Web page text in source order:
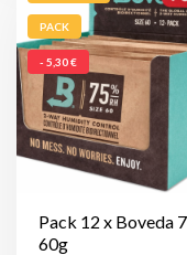
Pack 12 x Boveda
60g
PACK
- 5,30 €